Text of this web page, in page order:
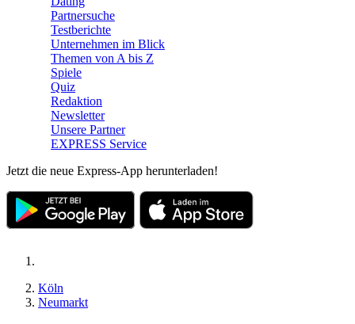
Partnersuche
Testberichte
Unternehmen im Blick
Themen von A bis Z
Spiele
Quiz
Redaktion
Newsletter
Unsere Partner
EXPRESS Service
Jetzt die neue Express-App herunterladen!
Köln
Neumarkt